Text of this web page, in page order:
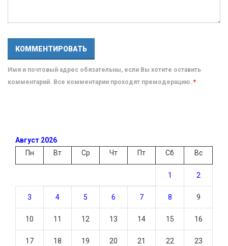
Имя и почтовый адрес обязательны, если Вы хотите оставить
комментарий. Все комментарии проходят премодерацию. *
Август 2026
Пн
Вт Ср Чт Пт Сб Вс
1 2
3 4 5 6 7 8 9
10 11 12 13 14 15 16
17 18 19 20 21 22 23